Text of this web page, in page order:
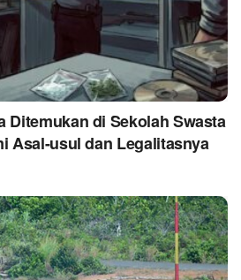
Ditemukan di Sekolah Swasta
Asal-usul dan Legalitasnya